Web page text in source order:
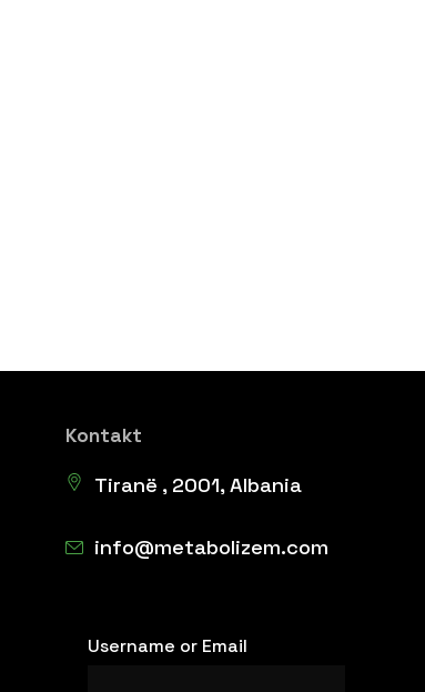
Kontakt
Tiranë , 2001, Albania
info@metabolizem.com
Username or Email